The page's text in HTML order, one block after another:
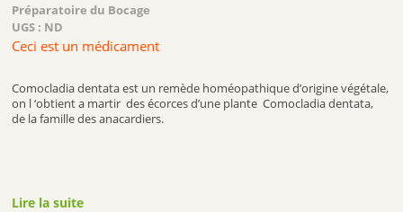
Préparatoire du Bocage
UGS : ND
Ceci est un médicament
Comocladia dentata est un remède homéopathique d’origine végétale,
on l ‘obtient a martir des écorces d’une plante Comocladia dentata,
de la famille des anacardiers.
Lire la suite